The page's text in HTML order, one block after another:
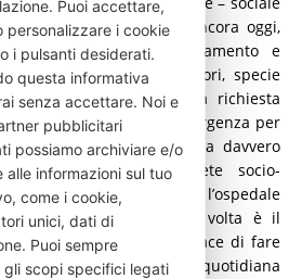
l’epilessia significa ancora oggi,
i conti con stigma, isolamento e
di cura. Dai territori, specie
di pazienti, emerge una richiesta
la logica dell’emergenza per
di presa in carico che sia davvero
Riorganizzare la rete socio-
i muri che separano l’ospedale
locali, la chiave di volta è il
di prossimità, capace di fare
specializzazione e la vita quotidiana
Puoi accettare,
personalizzare i cookie
i pulsanti desiderati.
questa informativa
senza accettare. Noi e
pubblicitari
possiamo archiviare e/o
alle informazioni sul tuo
come i cookie,
unici, dati di
Puoi sempre
gli scopi specifici legati